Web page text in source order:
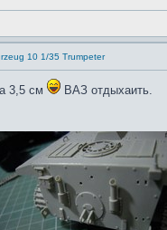
10 1/35 Trumpeter
3,5 см
ВАЗ отдыхаить.